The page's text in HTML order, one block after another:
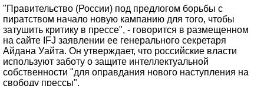
"Правительство (России) под предлогом борьбы с
пиратством начало новую кампанию для того, чтобы
затушить критику в прессе", - говорится в размещенном
на сайте IFJ заявлении ее генерального секретаря
Айдана Уайта. Он утверждает, что российские власти
используют заботу о защите интеллектуальной
собственности "для оправдания нового наступления на
свободу прессы".